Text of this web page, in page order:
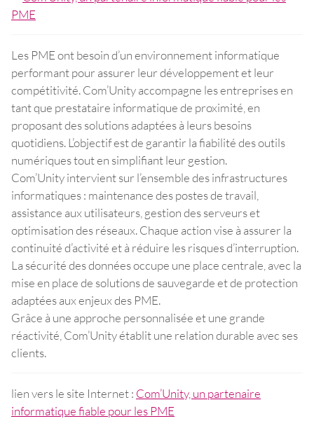
Les PME ont besoin d’un environnement informatique
performant pour assurer leur développement et leur
compétitivité. Com’Unity accompagne les entreprises en
tant que prestataire informatique de proximité, en
proposant des solutions adaptées à leurs besoins
quotidiens. L’objectif est de garantir la fiabilité des outils
numériques tout en simplifiant leur gestion.
Com’Unity intervient sur l’ensemble des infrastructures
informatiques : maintenance des postes de travail,
assistance aux utilisateurs, gestion des serveurs et
optimisation des réseaux. Chaque action vise à assurer la
continuité d’activité et à réduire les risques d’interruption.
La sécurité des données occupe une place centrale, avec la
mise en place de solutions de sauvegarde et de protection
adaptées aux enjeux des PME.
Grâce à une approche personnalisée et une grande
réactivité, Com’Unity établit une relation durable avec ses
clients.
lien vers le site Internet : Com’Unity, un partenaire
informatique fiable pour les PME